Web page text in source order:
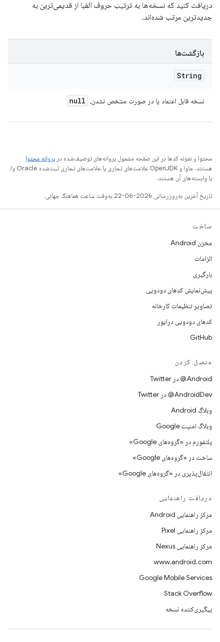
دریافت کنید که نسخه‌ها به ترتیب حروف الفبا از قدیمی‌ترین به
جدیدترین مرتب شده‌اند.
بازگشت‌ها
String
نسخه قابل اعتماد یا در صورت مشخص نشدن، null
محتوا و نمونه کدها در این صفحه مشمول پروانه‌های توصیف‌شده در پروانه محتوا
هستند. جاوا و OpenJDK علامت‌های تجاری یا علامت‌های تجاری ثبت‌شده Oracle و/
یا وابسته‌های آن هستند.
تاریخ آخرین به‌روزرسانی 2026-06-22 به‌وقت ساعت هماهنگ جهانی.
ساخت
مخزن Android
الزامات
بارگیری
پیش‌نمایش کدهای دودویی
تصاویر تنظیمات کارخانه
کدهای دودویی درایور
GitHub
متصل کردن
Android@ در Twitter
AndroidDev@ در Twitter
وبلاگ Android
وبلاگ امنیت Google
پلتفورم در «گروه‌های Google»
ساخت در «گروه‌های Google»
انتقال‌پذیری در «گروه‌های Google»
دریافت راهنمایی
مرکز راهنمایی Android
مرکز راهنمایی Pixel
مرکز راهنمایی Nexus
www.android.com
Google Mobile Services
Stack Overflow
پیگیری‌کننده نسخه